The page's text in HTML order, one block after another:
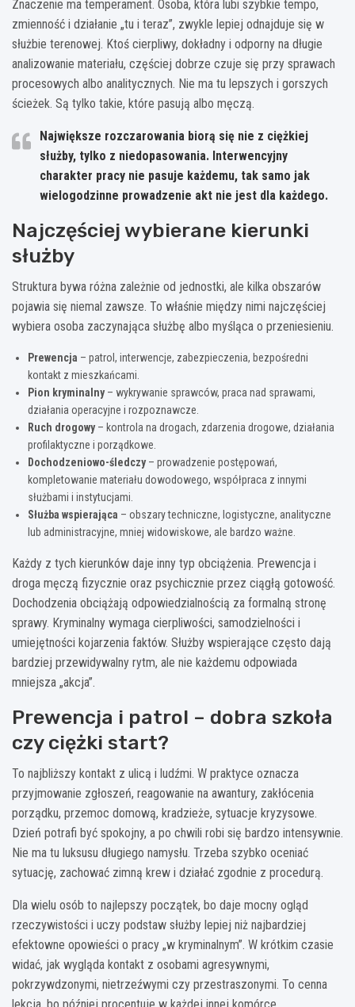
Znaczenie ma temperament. Osoba, która lubi szybkie tempo,
zmienność i działanie „tu i teraz”, zwykle lepiej odnajduje się w
służbie terenowej. Ktoś cierpliwy, dokładny i odporny na długie
analizowanie materiału, częściej dobrze czuje się przy sprawach
procesowych albo analitycznych. Nie ma tu lepszych i gorszych
ścieżek. Są tylko takie, które pasują albo męczą.
Największe rozczarowania biorą się nie z ciężkiej
służby, tylko z niedopasowania. Interwencyjny
charakter pracy nie pasuje każdemu, tak samo jak
wielogodzinne prowadzenie akt nie jest dla każdego.
Najczęściej wybierane kierunki
służby
Struktura bywa różna zależnie od jednostki, ale kilka obszarów
pojawia się niemal zawsze. To właśnie między nimi najczęściej
wybiera osoba zaczynająca służbę albo myśląca o przeniesieniu.
Prewencja – patrol, interwencje, zabezpieczenia, bezpośredni
kontakt z mieszkańcami.
Pion kryminalny– wykrywanie sprawców, praca nad sprawami,
działania operacyjne i rozpoznawcze.
Ruch drogowy– kontrola na drogach, zdarzenia drogowe, działania
profilaktyczne i porządkowe.
Dochodzeniowo-śledczy– prowadzenie postępowań,
kompletowanie materiału dowodowego, współpraca z innymi
służbami i instytucjami.
Służba wspierająca – obszary techniczne, logistyczne, analityczne
lub administracyjne, mniej widowiskowe, ale bardzo ważne.
Każdy z tych kierunków daje inny typ obciążenia. Prewencja i
droga męczą fizycznie oraz psychicznie przez ciągłą gotowość.
Dochodzenia obciążają odpowiedzialnością za formalną stronę
sprawy. Kryminalny wymaga cierpliwości, samodzielności i
umiejętności kojarzenia faktów. Służby wspierające często dają
bardziej przewidywalny rytm, ale nie każdemu odpowiada
mniejsza „akcja”.
Prewencja i patrol – dobra szkoła
czy ciężki start?
To najbliższy kontakt z ulicą i ludźmi. W praktyce oznacza
przyjmowanie zgłoszeń, reagowanie na awantury, zakłócenia
porządku, przemoc domową, kradzieże, sytuacje kryzysowe.
Dzień potrafi być spokojny, a po chwili robi się bardzo intensywnie.
Nie ma tu luksusu długiego namysłu. Trzeba szybko oceniać
sytuację, zachować zimną krew i działać zgodnie z procedurą.
Dla wielu osób to najlepszy początek, bo daje mocny ogląd
rzeczywistości i uczy podstaw służby lepiej niż najbardziej
efektowne opowieści o pracy „w kryminalnym”. W krótkim czasie
widać, jak wygląda kontakt z osobami agresywnymi,
pokrzywdzonymi, nietrzeźwymi czy przestraszonymi. To cenna